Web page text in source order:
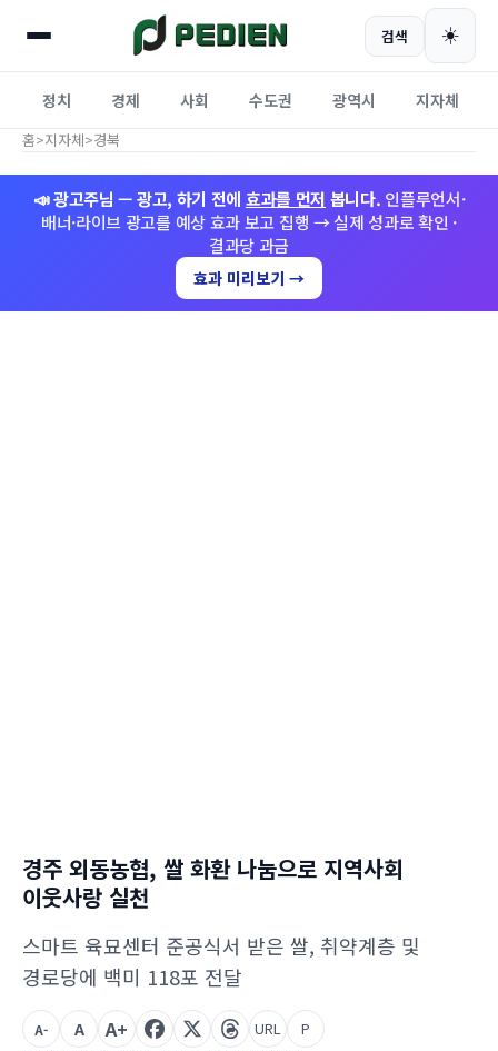
검색 ☀️
정치 경제 사회 수도권 광역시 지자체
홈>지자체>경북
📣 광고주님 — 광고, 하기 전에 효과를 먼저 봅니다. 인플루언서·
배너·라이브 광고를 예상 효과 보고 집행 → 실제 성과로 확인 ·
결과당 과금
효과 미리보기 →
경주 외동농협, 쌀 화환 나눔으로 지역사회
이웃사랑 실천
스마트 육묘센터 준공식서 받은 쌀, 취약계층 및
경로당에 백미 118포 전달
A- A A+ URL P